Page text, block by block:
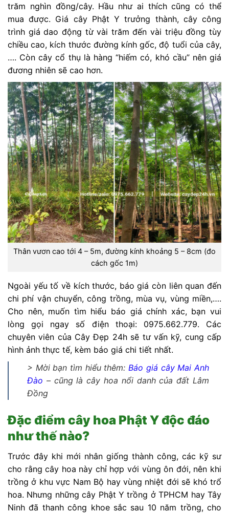
trăm nghìn đồng/cây. Hầu như ai thích cũng có thể
mua được. Giá cây Phật Y trưởng thành, cây công
trình giá dao động từ vài trăm đến vài triệu đồng tùy
chiều cao, kích thước đường kính gốc, độ tuổi của cây,
…. Còn cây cổ thụ là hàng “hiếm có, khó cầu” nên giá
đương nhiên sẽ cao hơn.
Thân vươn cao tới 4 – 5m, đường kính khoảng 5 – 8cm (đo
cách gốc 1m)
Ngoài yếu tố về kích thước, báo giá còn liên quan đến
chi phí vận chuyển, công trồng, mùa vụ, vùng miền,….
Cho nên, muốn tìm hiểu báo giá chính xác, bạn vui
lòng gọi ngay số điện thoại: 0975.662.779. Các
chuyên viên của Cây Đẹp 24h sẽ tư vấn kỹ, cung cấp
hình ảnh thực tế, kèm báo giá chi tiết nhất.
> Mời bạn tìm hiểu thêm:Báo giá cây Mai Anh
Đào – cũng là cây hoa nổi danh của đất Lâm
Đồng
Đặc điểm cây hoa Phật Y độc đáo
như thế nào?
Trước đây khi mới nhân giống thành công, các kỹ sư
cho rằng cây hoa này chỉ hợp với vùng ôn đới, nên khi
trồng ở khu vực Nam Bộ hay vùng nhiệt đới sẽ khó trổ
hoa. Nhưng những cây Phật Y trồng ở TPHCM hay Tây
Ninh đã thanh công khoe sắc sau 10 năm trồng, cho